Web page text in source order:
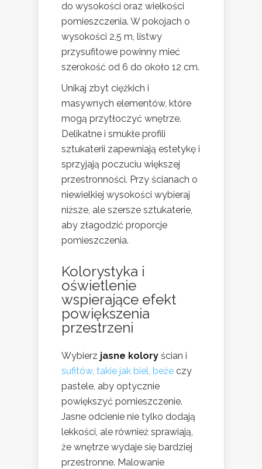
do wysokości oraz wielkości
pomieszczenia. W pokojach o
wysokości 2,5 m, listwy
przysufitowe powinny mieć
szerokość od 6 do około 12 cm.
Unikaj zbyt ciężkich i
masywnych elementów, które
mogą przytłoczyć wnętrze.
Delikatne i smukłe profili
sztukaterii zapewniają estetykę i
sprzyjają poczuciu większej
przestronności. Przy ścianach o
niewielkiej wysokości wybieraj
niższe, ale szersze sztukaterie,
aby złagodzić proporcje
pomieszczenia.
Kolorystyka i
oświetlenie
wspierające efekt
powiększenia
przestrzeni
Wybierz jasne kolory ścian i
sufitów, takie jak biel, beże czy
pastele, aby optycznie
powiększyć pomieszczenie.
Jasne odcienie nie tylko dodają
lekkości, ale również sprawiają,
że wnętrze wydaje się bardziej
przestronne. Malowanie